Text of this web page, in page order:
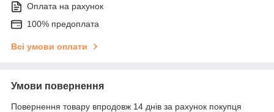
Оплата на рахунок
100% предоплата
Всі умови оплати
Умови повернення
Повернення товару впродовж 14 днів за рахунок покупця